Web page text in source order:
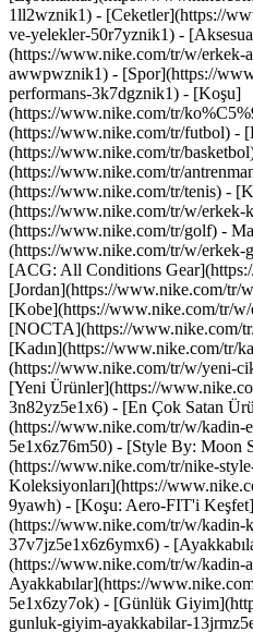
1ll2wznik1) - [Ceketler](https://
ve-yelekler-50r7yznik1) -
(https://www.nike.com/tr/w/erkek-
awwpwznik1) - [Spor](https://
performans-3k7dgznik1) - [Koşu]
(https://www.nike.com/tr/
(https://www.nike.com/tr/futbol) -
(https://www.nike.com/tr/
(https://www.nike.com/tr/
(https://www.nike.com/tr/tenis) -
(https://www.nike.com/tr/w/
(https://www.nike.com/tr/golf) -
(https://www.nike.com/tr/w/
[ACG: All Conditions
[Jordan](https://www.nike.com/tr/
[Kobe](https://www.nike.com/tr/
[NOCTA](https://www.nike.com/
[Kadın](https://www.nike.com/tr/
(https://www.nike.com/tr/w/yeni-
[Yeni Ürünler](https://
3n82yz5e1x6) - [En Çok Satan
(https://www.nike.com/tr/w/kadin-
5e1x6z76m50) - [Style By: Moon
(https://www.nike.com/tr/nike-
Koleksiyonları](https://
9yawh) - [Koşu: Aero-FIT'i Keşfet]
(https://www.nike.com/tr/w/kadin-
37v7jz5e1x6z6ymx6) -
(https://www.nike.com/tr/w/kadin-
Ayakkabılar](https://
5e1x6zy7ok) - [Günlük
gunluk-giyim-ayakkabilar-